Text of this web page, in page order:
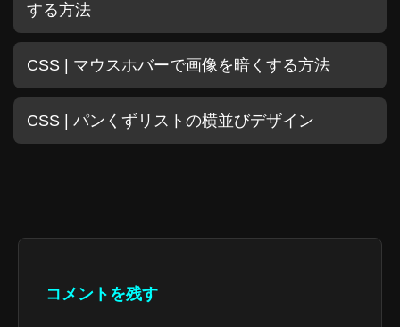
する方法
CSS | マウスホバーで画像を暗くする方法
CSS | パンくずリストの横並びデザイン
コメントを残す